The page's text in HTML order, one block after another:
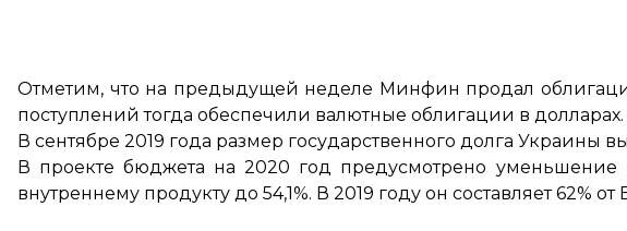
Отметим, что на предыдущей неделе Минфин продал
поступлений тогда обеспечили валютные облигации в долларах.
В сентябре 2019 года размер государственного долга Украины
В проекте бюджета на 2020 год предусмотрено уменьшение
внутреннему продукту до 54,1%. В 2019 году он составляет 62% от